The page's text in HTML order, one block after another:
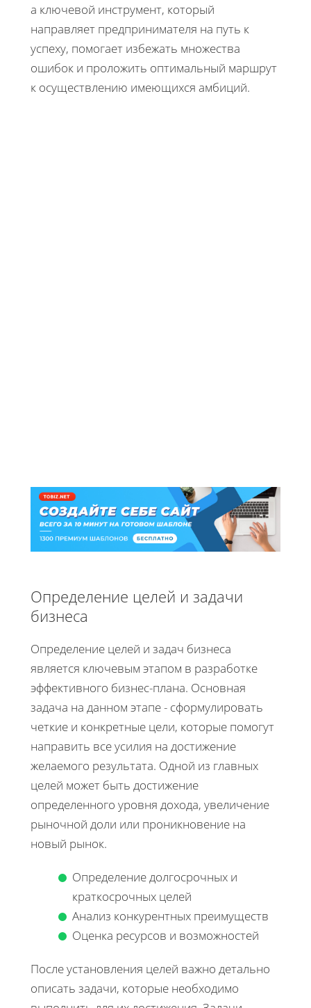
а ключевой инструмент, который
направляет предпринимателя на путь к
успеху, помогает избежать множества
ошибок и проложить оптимальный маршрут
к осуществлению имеющихся амбиций.
Определение целей и задачи
бизнеса
Определение целей и задач бизнеса
является ключевым этапом в разработке
эффективного бизнес-плана. Основная
задача на данном этапе - сформулировать
четкие и конкретные цели, которые помогут
направить все усилия на достижение
желаемого результата. Одной из главных
целей может быть достижение
определенного уровня дохода, увеличение
рыночной доли или проникновение на
новый рынок.
Определение долгосрочных и
краткосрочных целей
Анализ конкурентных преимуществ
Оценка ресурсов и возможностей
После установления целей важно детально
описать задачи, которые необходимо